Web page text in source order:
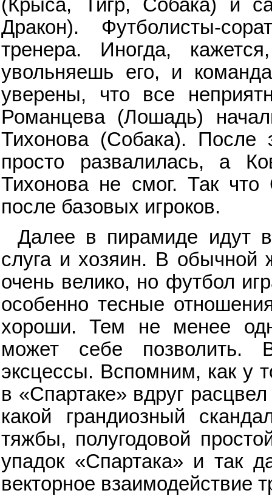
(Крыса, Тигр, Собака) и
Дракон). Футболисты-
тренера. Иногда,
увольняешь его, и
уверены, что все
Романцева (Лошадь)
Тихонова (Собака). После
просто развалилась, а
Тихонова не смог. Так что
после базовых игроков.
Далее в пирамиде идут
слуга и хозяин. В обычной
очень велико, но футбол
особенно тесные
хороши. Тем не менее
может себе позволить.
эксцессы. Вспомним, как у
в «Спартаке» вдруг
какой грандиозный
тяжбы, полугодовой
упадок «Спартака» и так
векторное взаимодействие